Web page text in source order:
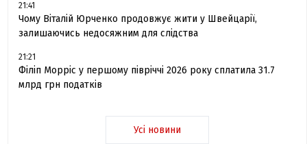
21:41
Чому Віталій Юрченко продовжує жити у Швейцарії,
залишаючись недосяжним для слідства
21:21
Філіп Морріс у першому півріччі 2026 року сплатила 31.7
млрд грн податків
Усі новини